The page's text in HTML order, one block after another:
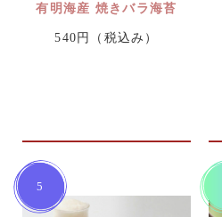
有明海産 焼きバラ海苔
540円 （税込み）
5